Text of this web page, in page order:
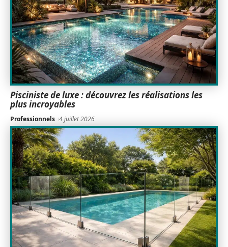
Pisciniste de luxe : découvrez les réalisations les
plus incroyables
Professionnels 4 juillet 2026